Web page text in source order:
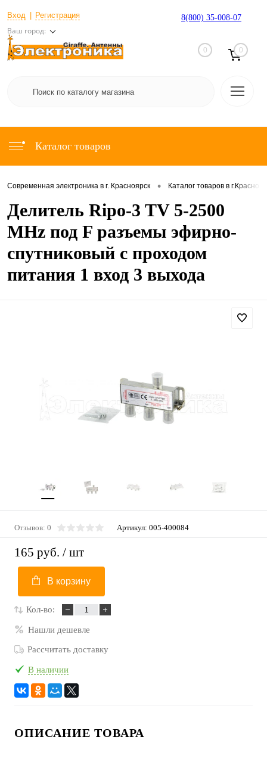
Вход Регистрация
Ваш город:
8(800) 35-008-07
0 0
Каталог товаров
Современная электроника в г. Красноярск • Каталог товаров в
Делитель Ripo-3 TV 5-2500
MHz под F разъемы эфирно-
спутниковый с проходом
питания 1 вход 3 выхода
Отзывов: 0 Артикул: 005-400084
165 руб. / шт
В корзину
Кол-во:
Нашли дешевле
Рассчитать доставку
В наличии
ОПИСАНИЕ ТОВАРА